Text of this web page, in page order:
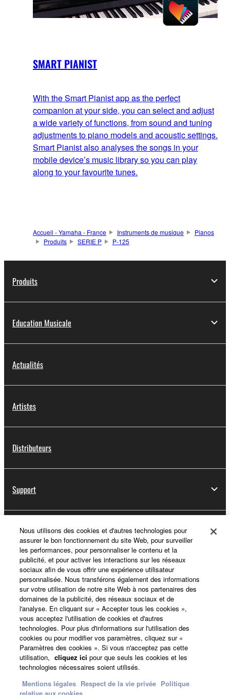
SMART PIANIST
With the Smart Pianist app as the perfect
companion at your side, you can select and adjust
a wide variety of functions, from sound and tuning
adjustments to piano models and acoustic settings.
Smart Pianist also analyses the songs in your
mobile device’s music library so you can play
along to your favourite tunes.
Accueil - Yamaha - France Instruments de musique
Pianos
Produits
SERIE P P-125
Produits
Education Musicale
Actualités
Artistes
Distributeurs
Support
Yamaha Music ID - Enregistrement
A propos de Yamaha
France - French
Professionnel
Nous utilisons des cookies et d'autres technologies pour
assurer le bon fonctionnement du site Web, pour surveiller
les performances, pour personnaliser le contenu et la
publicité, et pour activer les interactions sur les réseaux
sociaux afin de vous offrir une expérience utilisateur
personnalisée. Nous transférons également des informations
sur votre utilisation de notre site Web à nos partenaires des
domaines de la publicité, des réseaux sociaux et de
l'analyse. En cliquant sur « Accepter tous les cookies »,
vous acceptez l'utilisation de cookies et d'autres
technologies. Pour plus d'informations sur l'utilisation des
cookies ou pour modifier vos paramètres, cliquez sur «
Paramètres des cookies ». Si vous n'acceptez pas cette
utilisation, cliquez ici pour que seuls les cookies et les
technologies nécessaires soient utilisés.
Mentions légales Respect de la vie privée Politique